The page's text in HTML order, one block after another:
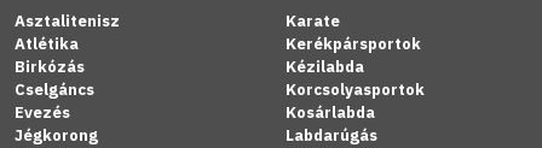
Asztalitenisz
Atlétika
Birkózás
Cselgáncs
Evezés
Jégkorong
Karate
Kerékpársportok
Kézilabda
Korcsolyasportok
Kosárlabda
Labdarúgás